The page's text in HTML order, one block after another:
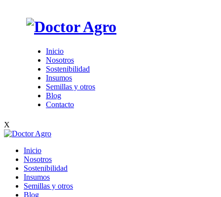
Inicio
Nosotros
Sostenibilidad
Insumos
Semillas y otros
Blog
Contacto
X
Inicio
Nosotros
Sostenibilidad
Insumos
Semillas y otros
Blog